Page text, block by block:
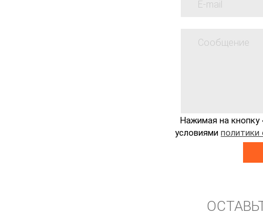
Нажимая на кнопку
условиями политики